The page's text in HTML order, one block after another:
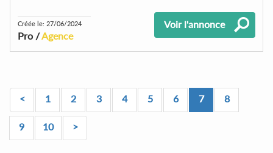
Créée le: 27/06/2024
Pro /Agence
Voir l'annonce
< 1 2 3 4 5 6 7 8
9 10 >